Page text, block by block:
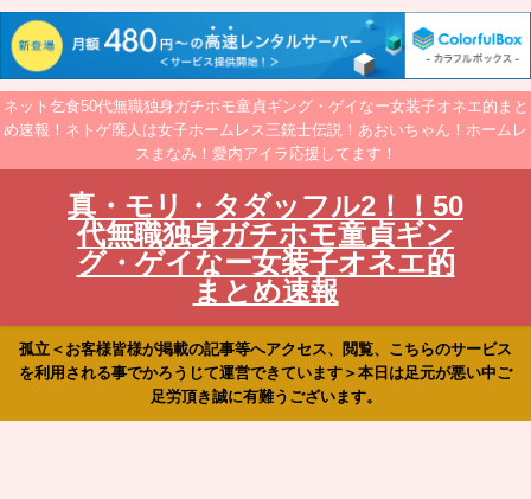
ネット乞食50代無職独身ガチホモ童貞ギング・ゲイなー女装子オネエ的まと
め速報！ネトゲ廃人は女子ホームレス三銃士伝説！あおいちゃん！ホームレ
スまなみ！愛内アイラ応援してます！
真・モリ・タダッフル2！！50
代無職独身ガチホモ童貞ギン
グ・ゲイなー女装子オネエ的
まとめ速報
孤立＜お客様皆様が掲載の記事等へアクセス、閲覧、こちらのサービス
を利用される事でかろうじて運営できています＞本日は足元が悪い中ご
足労頂き誠に有難うございます。